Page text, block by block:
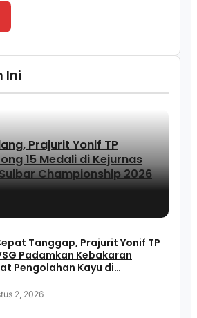
Ini
Prajurit Yonif TP
15 Medali di Kejurnas
Championship 2026
Tanggap, Prajurit Yonif TP
Padamkan Kebakaran
Pengolahan Kayu di
2, 2026